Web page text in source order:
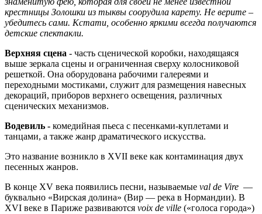
крестницы Золошки из тыквы соорудила карету. Не верите –
убедитесь сами. Кстати, особенно яркими всегда получаются
детские спектакли.
Верхняя сцена - часть сценической коробки, находящаяся
выше зеркала сцены и ограниченная сверху колосниковой
решеткой. Она оборудована рабочими галереями и
переходными мостиками, служит для размещения навесных
декораций, приборов верхнего освещения, различных
сценических механизмов.
Водевиль - комедийная пьеса с песенками-куплетами и
танцами, а также жанр драматического искусства.
Это название возникло в XVII веке как контаминация двух
песенных жанров.
В конце XV века появились песни, называемые val de Vire —
буквально «Вирская долина» (Вир — река в Нормандии). В
XVI веке в Париже развиваются voix de ville («голоса города»)